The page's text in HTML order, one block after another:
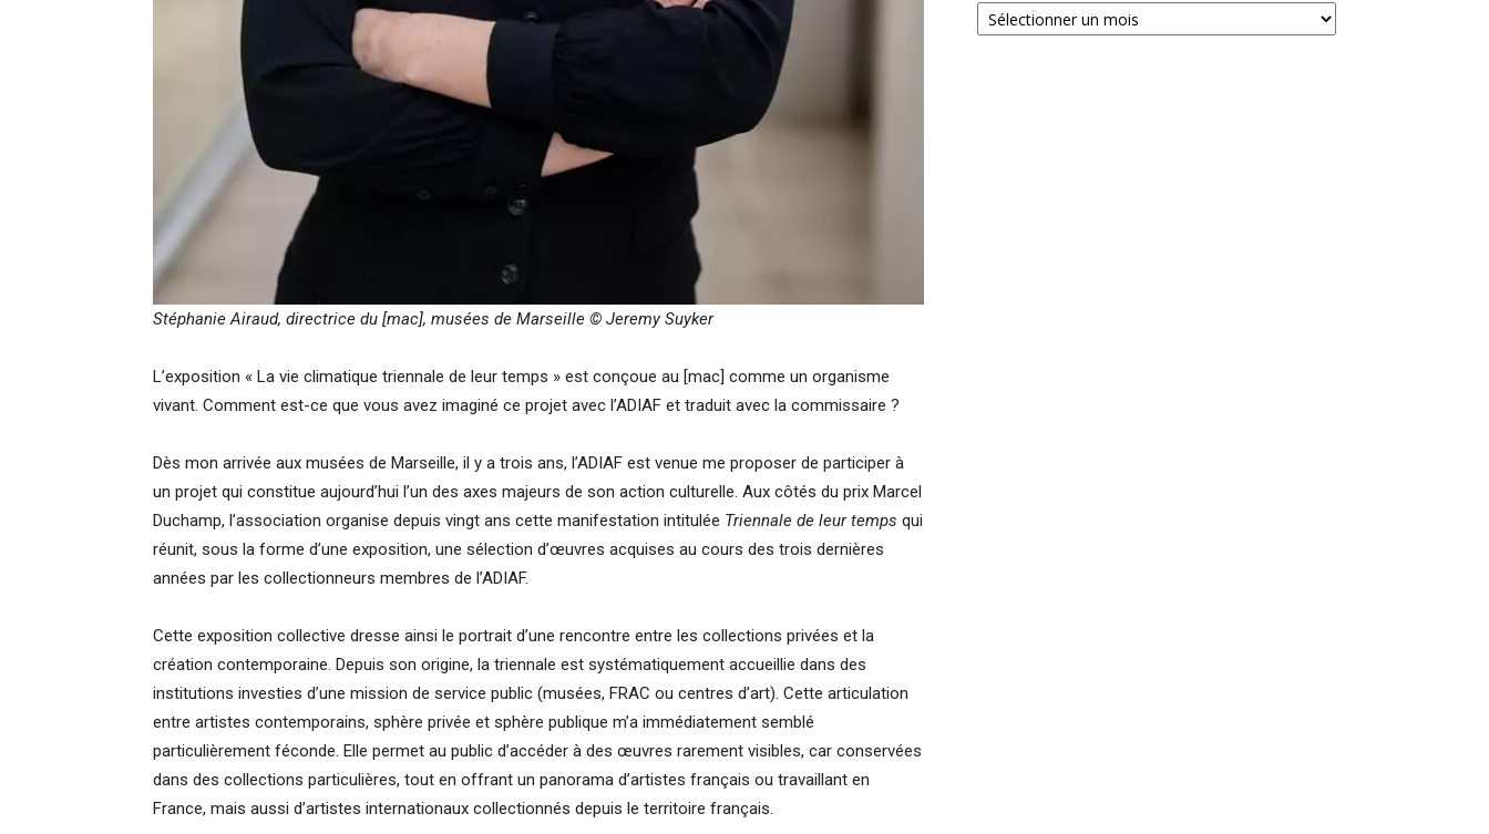
Stéphanie Airaud, directrice du [mac], musées de Marseille © Jeremy Suyker
L’exposition « La vie climatique triennale de leur temps » est conçoue au [mac] comme un organisme
vivant. Comment est-ce que vous avez imaginé ce projet avec l’ADIAF et traduit avec la commissaire ?
Dès mon arrivée aux musées de Marseille, il y a trois ans, l’ADIAF est venue me proposer de participer à
un projet qui constitue aujourd’hui l’un des axes majeurs de son action culturelle. Aux côtés du prix Marcel
Duchamp, l’association organise depuis vingt ans cette manifestation intitulée Triennale de leur temps qui
réunit, sous la forme d’une exposition, une sélection d’œuvres acquises au cours des trois dernières
années par les collectionneurs membres de l’ADIAF.
Cette exposition collective dresse ainsi le portrait d’une rencontre entre les collections privées et la
création contemporaine. Depuis son origine, la triennale est systématiquement accueillie dans des
institutions investies d’une mission de service public (musées, FRAC ou centres d’art). Cette articulation
entre artistes contemporains, sphère privée et sphère publique m’a immédiatement semblé
particulièrement féconde. Elle permet au public d’accéder à des œuvres rarement visibles, car conservées
dans des collections particulières, tout en offrant un panorama d’artistes français ou travaillant en
France, mais aussi d’artistes internationaux collectionnés depuis le territoire français.